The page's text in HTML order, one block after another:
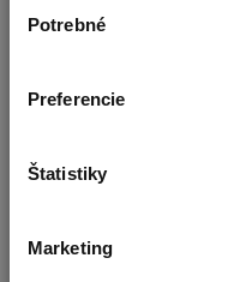
súhlasu
Potrebné
Preferencie
Štatistiky
Marketing
Tehotenské vankúše
Tip:
našu